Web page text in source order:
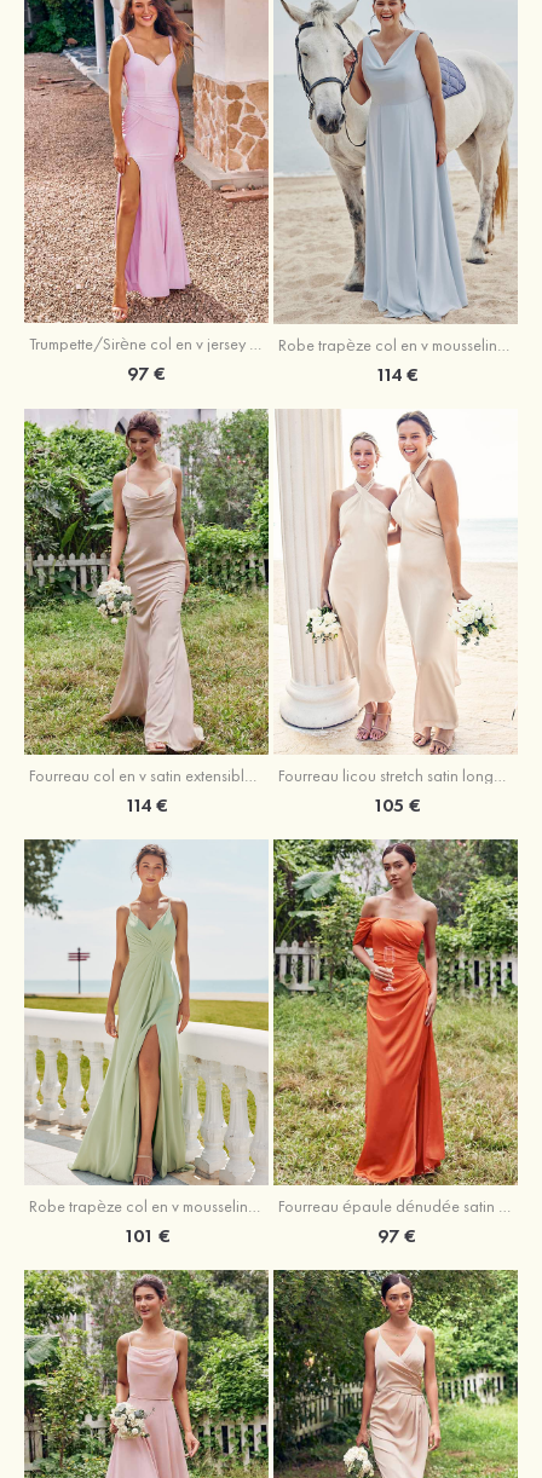
Trumpette/Sirène col en v jersey ras du sol robe de demoiselle d'honneur
97 € 114 €
Fourreau col en v satin extensible ras du sol robe de demoiselle d'honneur
114 €
Fourreau licou stretch satin longueur cheville robe de demoiselle d'honneur
105 €
Robe trapèze col en v mousseline ras du sol robe de demoiselle d'honneur
101 €
Fourreau épaule dénudée satin extensible ras du sol robe de demoiselle d'honneur
97 €